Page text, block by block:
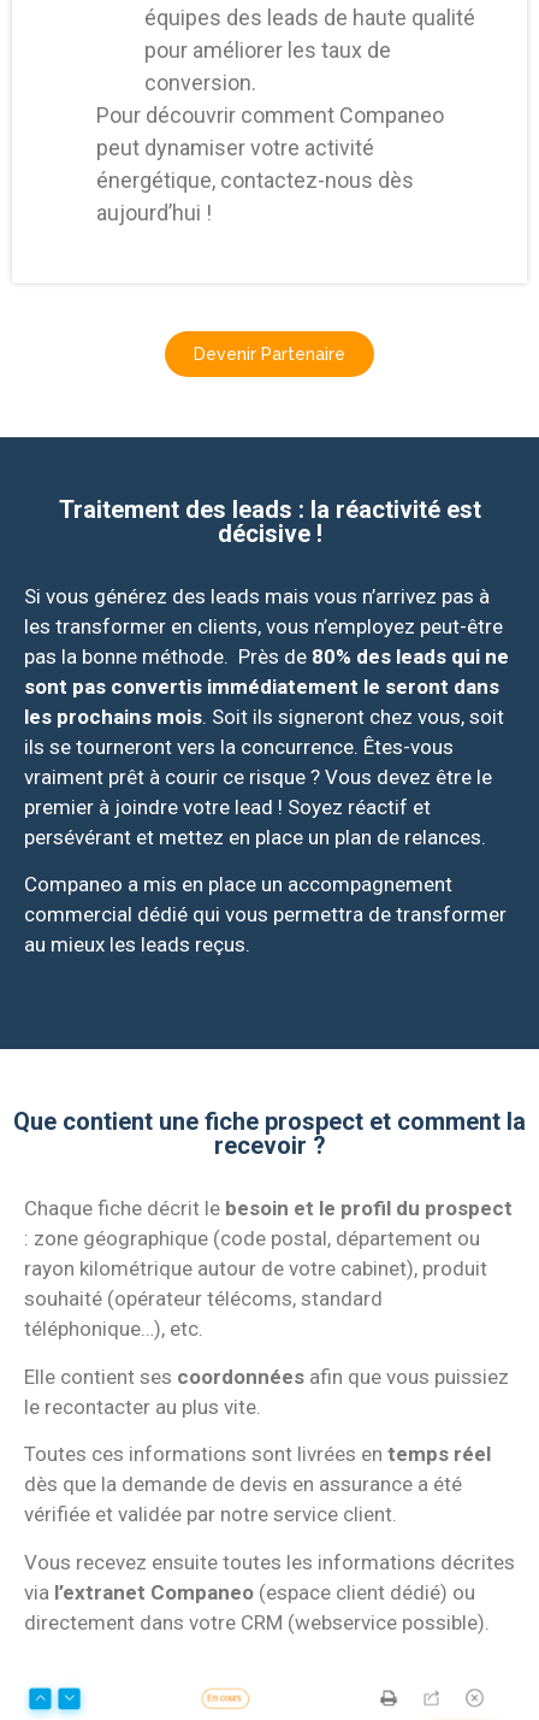
équipes des leads de haute qualité
pour améliorer les taux de
conversion.
Pour découvrir comment Companeo
peut dynamiser votre activité
énergétique, contactez-nous dès
aujourd’hui !
Devenir Partenaire
Traitement des leads : la réactivité est
décisive !
Si vous générez des leads mais vous n’arrivez pas à
les transformer en clients, vous n’employez peut-être
pas la bonne méthode. Près de 80% des leads qui ne
sont pas convertis immédiatement le seront dans
les prochains mois. Soit ils signeront chez vous, soit
ils se tourneront vers la concurrence. Êtes-vous
vraiment prêt à courir ce risque ? Vous devez être le
premier à joindre votre lead ! Soyez réactif et
persévérant et mettez en place un plan de relances.
Companeo a mis en place un accompagnement
commercial dédié qui vous permettra de transformer
au mieux les leads reçus.
Que contient une fiche prospect et comment la
recevoir ?
Chaque fiche décrit le besoin et le profil du prospect
: zone géographique (code postal, département ou
rayon kilométrique autour de votre cabinet), produit
souhaité (opérateur télécoms, standard
téléphonique…), etc.
Elle contient ses coordonnées afin que vous puissiez
le recontacter au plus vite.
Toutes ces informations sont livrées en temps réel
dès que la demande de devis en assurance a été
vérifiée et validée par notre service client.
Vous recevez ensuite toutes les informations décrites
via l’extranet Companeo (espace client dédié) ou
directement dans votre CRM (webservice possible).